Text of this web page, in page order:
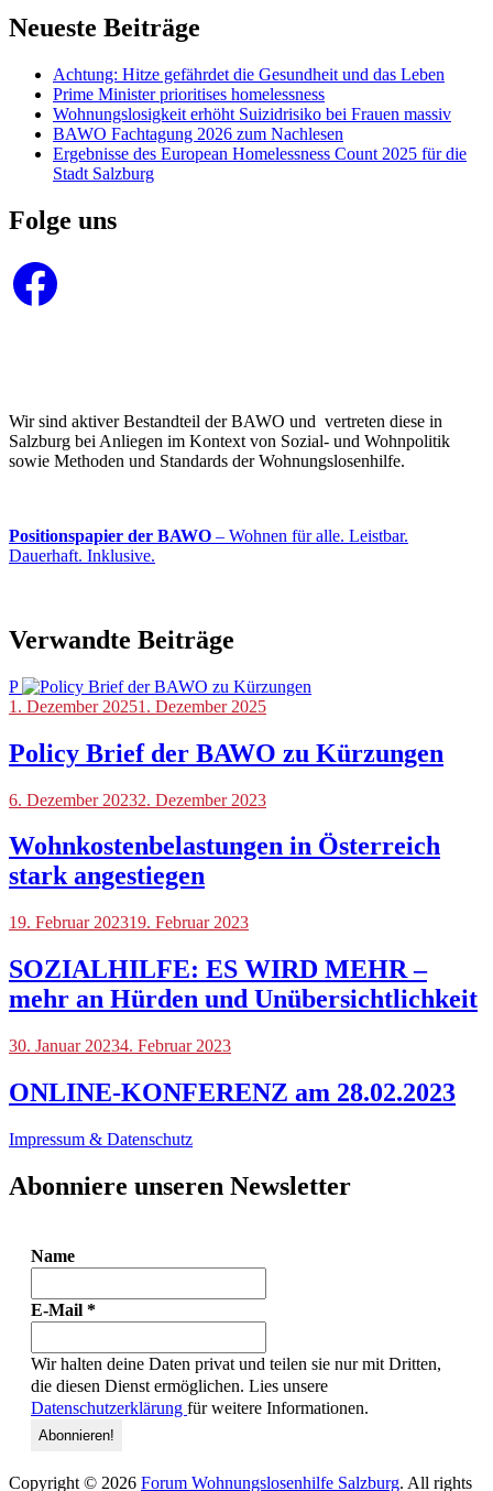
Neueste Beiträge
Achtung: Hitze gefährdet die Gesundheit und das Leben
Prime Minister prioritises homelessness
Wohnungslosigkeit erhöht Suizidrisiko bei Frauen massiv
BAWO Fachtagung 2026 zum Nachlesen
Ergebnisse des European Homelessness Count 2025 für die
Stadt Salzburg
Folge uns
Facebook
Wir sind aktiver Bestandteil der BAWO und vertreten diese in
Salzburg bei Anliegen im Kontext von Sozial- und Wohnpolitik
sowie Methoden und Standards der Wohnungslosenhilfe.
Positionspapier der BAWO – Wohnen für alle. Leistbar.
Dauerhaft. Inklusive.
Verwandte Beiträge
P
Blog
1. Dezember 20251. Dezember 2025
Policy Brief der BAWO zu Kürzungen
Blog
6. Dezember 20232. Dezember 2023
Wohnkostenbelastungen in Österreich
stark angestiegen
Blog
19. Februar 202319. Februar 2023
SOZIALHILFE: ES WIRD MEHR –
mehr an Hürden und Unübersichtlichkeit
Blog,
30. Januar 20234. Februar 2023
ONLINE-KONFERENZ am 28.02.2023
Impressum & Datenschutz
Abonniere unseren Newsletter
Name
E-Mail *
Wir halten deine Daten privat und teilen sie nur mit Dritten,
die diesen Dienst ermöglichen. Lies unsere
Datenschutzerklärung für weitere Informationen.
Copyright © 2026 Forum Wohnungslosenhilfe Salzburg. All rights